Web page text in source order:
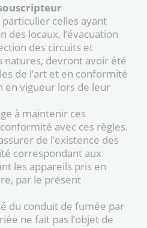
celles ayant
des locaux, l’évacuation
des circuits et
natures, devront avoir été
de l’art et en conformité
en vigueur lors de leur
à maintenir ces
avec ces règles.
de l’existence des
correspondant aux
les appareils pris en
par le présent
du conduit de fumée par
ne fait pas l’objet de